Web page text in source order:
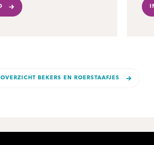
BEKERS EN ROERSTAAFJES